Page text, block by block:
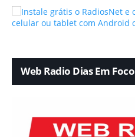
Web Radio Dias Em Foco